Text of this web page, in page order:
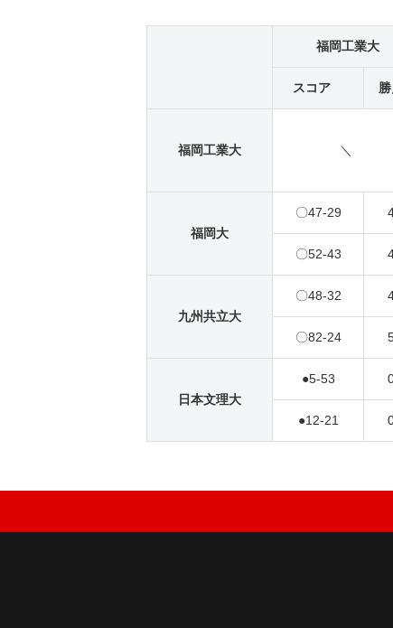
福岡工業大
スコア
福岡工業大 ＼
福岡大
〇47-29
〇52-43
九州共立大
〇48-32
〇82-24
日本文理大
●5-53
●12-21